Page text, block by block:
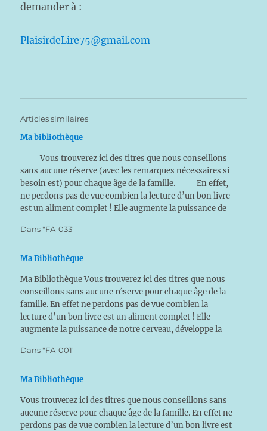
demander à :
PlaisirdeLire75@gmail.com
Articles similaires
Ma bibliothèque
Vous trouverez ici des titres que nous conseillons
sans aucune réserve (avec les remarques nécessaires si
besoin est) pour chaque âge de la famille. En effet,
ne perdons pas de vue combien la lecture d’un bon livre
est un aliment complet ! Elle augmente la puissance de
Dans "FA-033"
Ma Bibliothèque
Ma Bibliothèque Vous trouverez ici des titres que nous
conseillons sans aucune réserve pour chaque âge de la
famille. En effet ne perdons pas de vue combien la
lecture d’un bon livre est un aliment complet ! Elle
augmente la puissance de notre cerveau, développe la
Dans "FA-001"
Ma Bibliothèque
Vous trouverez ici des titres que nous conseillons sans
aucune réserve pour chaque âge de la famille. En effet ne
perdons pas de vue combien la lecture d’un bon livre est